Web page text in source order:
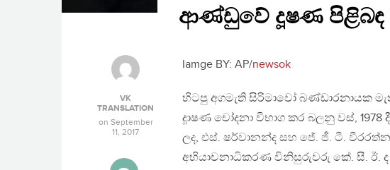
ආණ්ඩුවේ දූෂණ පිළිබඳ
VK
TRANSLATION
on September
11, 2017
Iamge BY: AP/newsok
හිටපු අගමැති සිරිමාවෝ බණ්ඩාරනායක
දූාෂණ චෝදනා විභාග කර බලනු වස්,
ලද, එස්. ෂර්වානන්ද සහ ජේ. ජී. ටී.
අභියාචනාධිකරණ විනිසුරුවරු කේ. සී. ඊ.